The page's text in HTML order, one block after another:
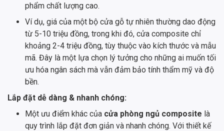
phẩm chất lượng cao.
Ví dụ, giá của một bộ cửa gỗ tự nhiên thường dao động
từ 5-10 triệu đồng, trong khi đó, cửa composite chỉ
khoảng 2-4 triệu đồng, tùy thuộc vào kích thước và mẫu
mã. Đây là một lựa chọn lý tưởng cho những ai muốn tối
ưu hóa ngân sách mà vẫn đảm bảo tính thẩm mỹ và độ
bền.
Lắp đặt dễ dàng & nhanh chóng:
Một ưu điểm khác của cửa phòng ngủ composite là
quy trình lắp đặt đơn giản và nhanh chóng. Với thiết kế